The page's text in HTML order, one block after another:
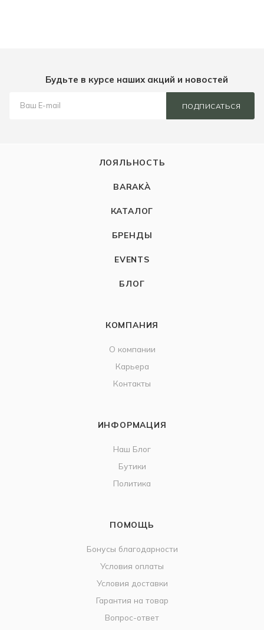
Будьте в курсе наших акций и новостей
ПОДПИСАТЬСЯ
ЛОЯЛЬНОСТЬ
BARAKÀ
КАТАЛОГ
БРЕНДЫ
EVENTS
БЛОГ
КОМПАНИЯ
О компании
Карьера
Контакты
ИНФОРМАЦИЯ
Наш Блог
Бутики
Политика
ПОМОЩЬ
Бонусы благодарности
Условия оплаты
Условия доставки
Гарантия на товар
Вопрос-ответ